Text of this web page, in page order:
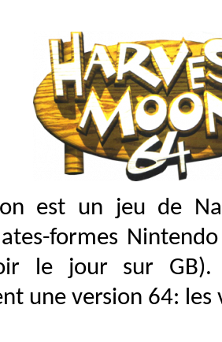
est un jeu de
formes
le jour sur GB).
une version 64: les